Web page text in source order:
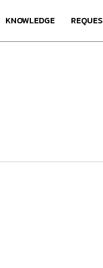
KNOWLEDGE